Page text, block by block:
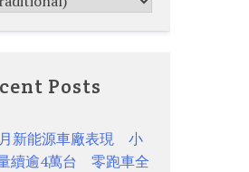
Posts
新能源車廠表現 小
續逾4萬台 零跑車全